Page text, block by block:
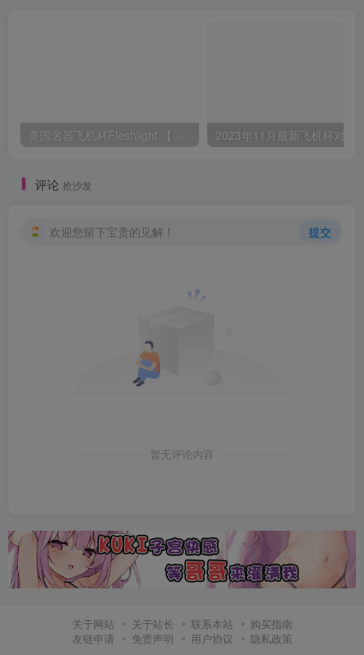
评论 抢沙发
欢迎您留下宝贵的见解！ 提交
暂无评论内容
关于网站 关于站长 联系本站
购买指南
友链申请
免责声明 用户协议 隐私政策